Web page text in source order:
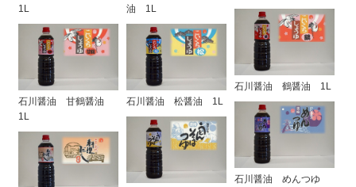
1L
油 1L
石川醤油 鶴醤油 1L
石川醤油 甘鶴醤油
1L
石川醤油 松醤油 1L
石川醤油 めんつゆ